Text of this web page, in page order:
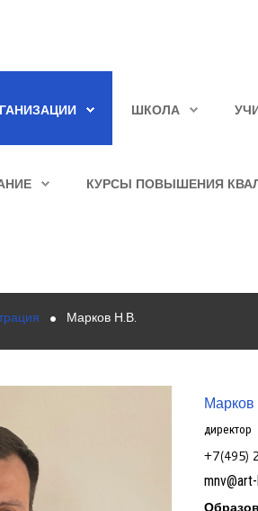
ШКОЛА
КУРСЫ ПОВЫШЕНИЯ
Марков Н.В.
директор
+7(495)